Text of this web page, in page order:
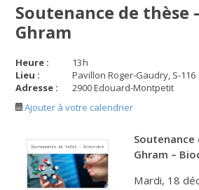
Soutenance de thèse
Ghram
Heure : 13h
Lieu :
Pavillon Roger-Gaudry, S-116
Adresse :
2900 Edouard-Montpetit
Ajouter à votre calendrier
Soutenance
Ghram –
Mardi, 18